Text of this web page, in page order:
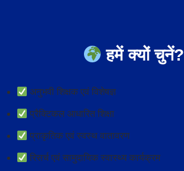
हमें क्यों चुनें?
अनुभवी शिक्षक एवं विशेषज्ञ
प्रैक्टिकल आधारित शिक्षा
प्राकृतिक एवं स्वस्थ वातावरण
रिसर्च एवं सामुदायिक स्वास्थ्य कार्यक्रम